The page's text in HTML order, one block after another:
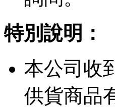
特別說明：
本公司收
供貨商品